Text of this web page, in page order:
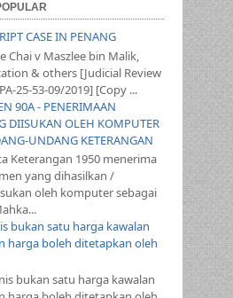
CASE IN PENANG
Chai v Maszlee bin Malik,
& others [Judicial Review
25-53-09/2019] [Copy ...
90A - PENERIMAAN
DIISUKAN OLEH KOMPUTER
UNDANG KETERANGAN
Keterangan 1950 menerima
yang dihasilkan /
oleh komputer sebagai
bukan satu harga kawalan
harga boleh ditetapkan oleh
bukan satu harga kawalan